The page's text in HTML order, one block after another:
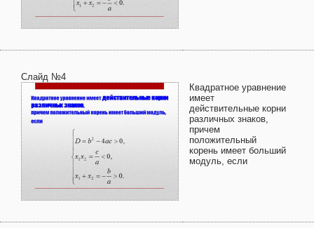
Слайд №4
Квадратное уравнение
имеет
действительные корни
различных знаков,
причем
положительный
корень имеет больший
модуль, если